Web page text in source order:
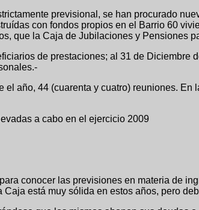
previsional, se han procurado
con fondos propios en el Barrio 60
que la Caja de Jubilaciones y Pensiones
de prestaciones; al 31 de
el año, 44 (cuarenta y cuatro) reuniones.
a cabo en el ejercicio 2009
las previsiones en materia de ingresos
está muy sólida en estos años, pero